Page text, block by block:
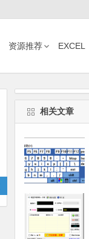
资源推荐 EXCEL
相关文章